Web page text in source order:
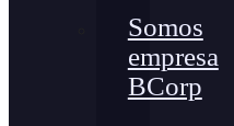
Somos
empresa
BCorp